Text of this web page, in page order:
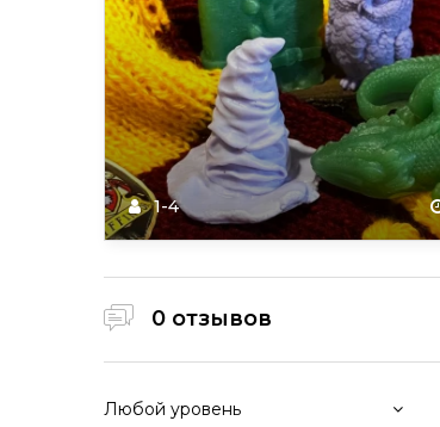
1-4
0 отзывов
Любой уровень